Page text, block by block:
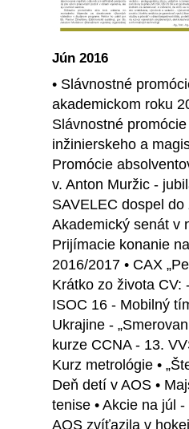
Jún 2016
• Slávnostné
akademickom roku
Slávnostné
inžinierskeho a
Promócie
v. Anton Muržic -
SAVELEC dospel do
Akademický senát v
Prijímacie konanie
2016/2017 • CAX
Krátko zo života CV:
ISOC 16 - Mobilný
Ukrajine -
kurze CCNA - 13.
Kurz metrológie •
Deň detí v AOS •
tenise • Akcie na júl
AOS zvíťazila v